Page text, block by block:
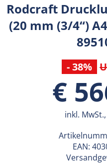
Rodcraft
(20 mm (3/4“)
- 38%
€
inkl.
EAN: